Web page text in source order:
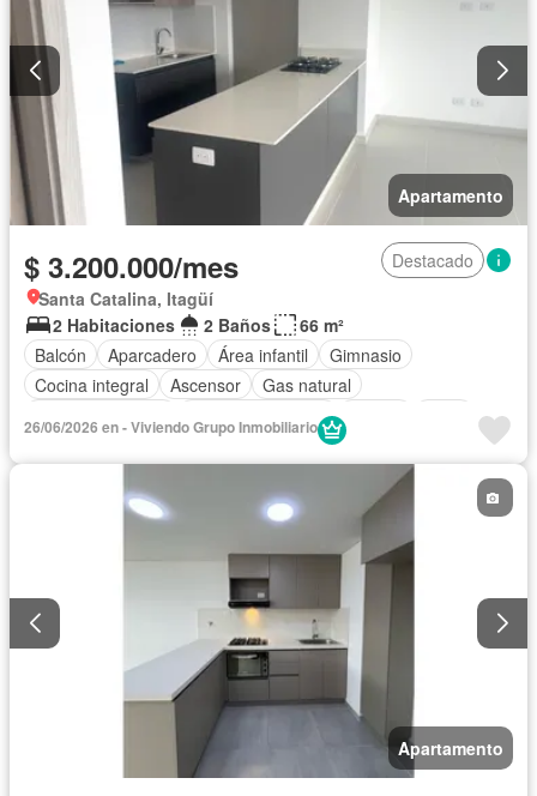
Apartamento
$ 3.200.000/mes
Destacado
Santa Catalina, Itagüí
2 Habitaciones
2 Baños
66 m²
Balcón
Aparcadero Área infantil
Gimnasio
Cocina integral
Ascensor
Gas natural
Seguridad privada
26/06/2026 en - Viviendo Grupo Inmobiliario
Apartamento